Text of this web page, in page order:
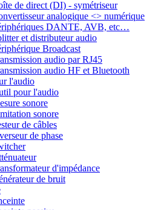
de direct (DI) - symétriseur
analogique <> numérique
DANTE, AVB, etc…
et distributeur audio
Broadcast
audio par RJ45
audio HF et Bluetooth
l'audio
pour l'audio
sonore
sonore
de câbles
de phase
d'impédance
de bruit